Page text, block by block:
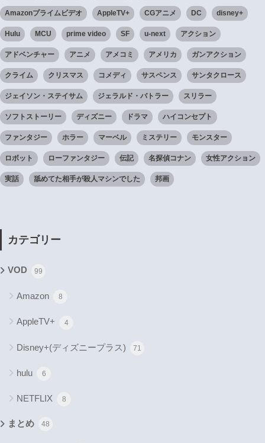
Amazonプライムビデオ AppleTV+ CGアニメ DC disney+
Hulu MCU prime video SF u-next アクション
アドベンチャー アニメ アメコミ アメリカ ガンアクション
クライム クリスマス コメディ サスペンス サンタクロース
ジェイソン・ステイサム ジェラルド・バトラー スリラー
ソフトストーリー ディズニー ドラマ ハイコンセプト
ファンタジー ホラー マーベル ミステリー モンスター
ロボット ローファンタジー 伝記 名探偵コナン 女性アクション
実話 舐めてた相手が殺人マシンでした 邦画
カテゴリー
VOD 99
Amazon 8
AppleTV+ 4
Disney+(ディズニープラス) 71
hulu 6
NETFLIX 8
まとめ 48